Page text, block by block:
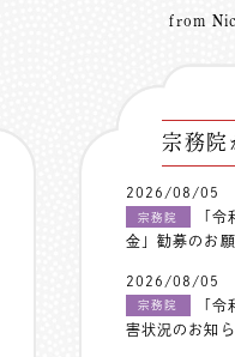
from
宗務院
2026/08/05
宗務院
「
金」勧募のお
2026/08/05
宗務院
「
害状況のお知